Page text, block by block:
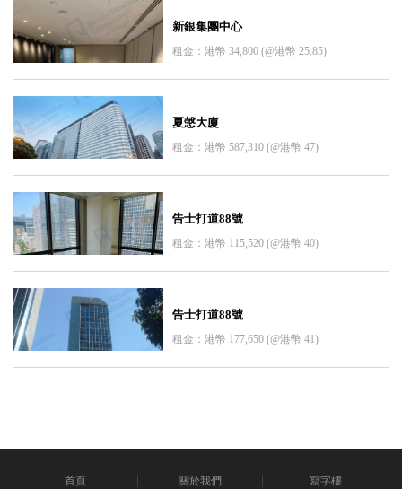
新銀集團中心
租金：港幣 34,800 (@港幣 25.85)
夏愨大廈
租金：港幣 587,310 (@港幣 47)
告士打道88號
租金：港幣 115,520 (@港幣 40)
告士打道88號
租金：港幣 177,650 (@港幣 41)
首頁 關於我們 寫字樓